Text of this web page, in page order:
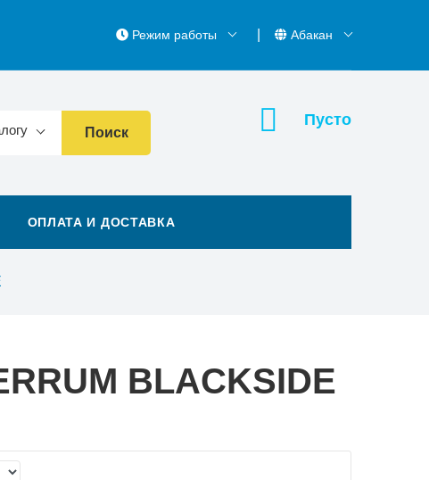
Режим работы Абакан
Поиск
ОПЛАТА И ДОСТАВКА
Пусто
BLACKSIDE